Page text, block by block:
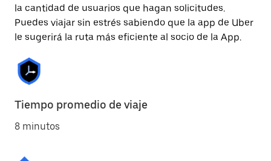
la cantidad de usuarios que hagan solicitudes.
Puedes viajar sin estrés sabiendo que la app de Uber
le sugerirá la ruta más eficiente al socio de la App.
Tiempo promedio de viaje
8 minutos